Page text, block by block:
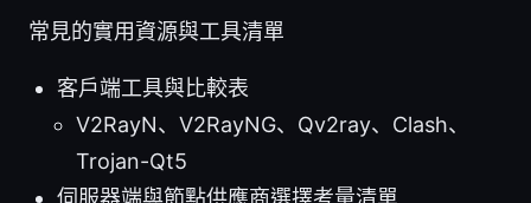
常見的實用資源與工具清單
客戶端工具與比較表
V2RayN、V2RayNG、Qv2ray、Clash、
Trojan-Qt5
伺服器端與節點供應商選擇考量清單